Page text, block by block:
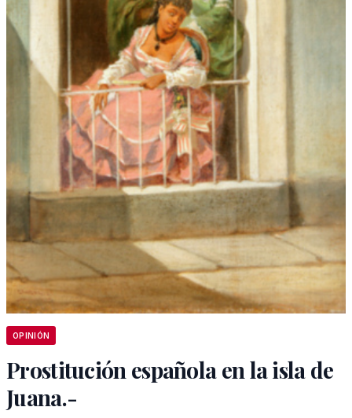
OPINIÓN
Prostitución española en la isla de
Juana.-